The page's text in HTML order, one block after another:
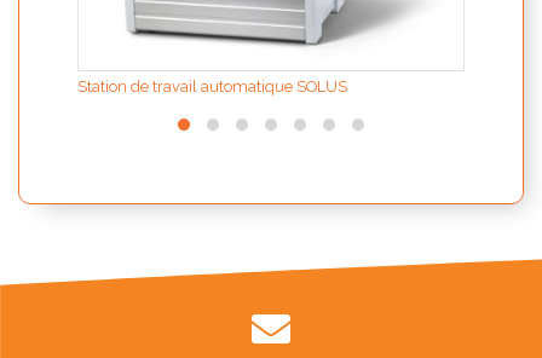
Station de travail automatique SOLUS